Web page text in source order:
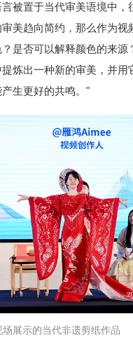
被置于当代审美语境中，
美趋向简约，那么作为视
是否可以解释颜色的来源
炼出一种新的审美，并用
生更好的共鸣。"
场展示的当代非遗剪纸作品